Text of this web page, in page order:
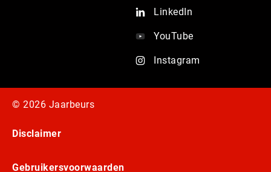
LinkedIn
YouTube
Instagram
© 2026 Jaarbeurs
Disclaimer
Gebruikersvoorwaarden